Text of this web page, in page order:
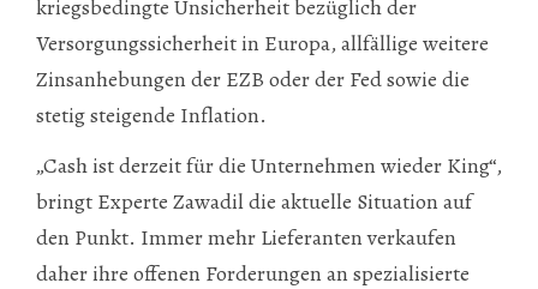
kriegsbedingte Unsicherheit bezüglich der
Versorgungssicherheit in Europa, allfällige weitere
Zinsanhebungen der EZB oder der Fed sowie die
stetig steigende Inflation.
„Cash ist derzeit für die Unternehmen wieder King“,
bringt Experte Zawadil die aktuelle Situation auf
den Punkt. Immer mehr Lieferanten verkaufen
daher ihre offenen Forderungen an spezialisierte